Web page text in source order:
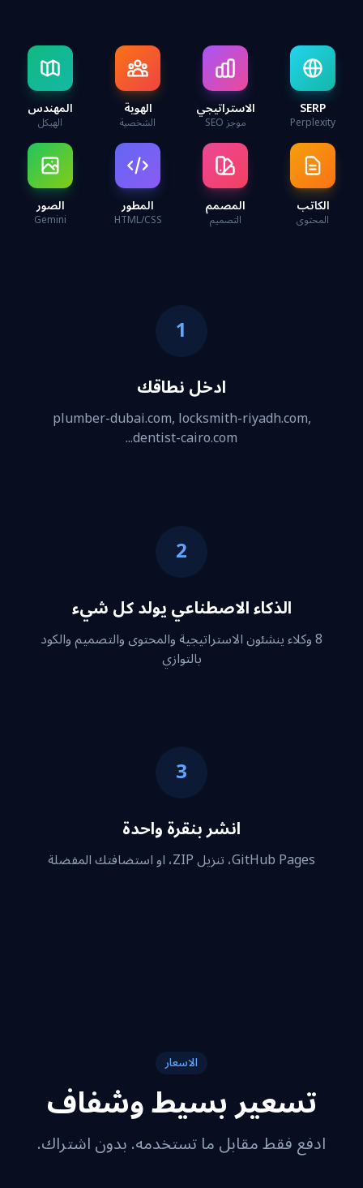
SERP
Perplexity
الاستراتيجي
موجز SEO
الهوية
الشخصية
المهندس
الهيكل
الكاتب
المحتوى
المصمم
التصميم
المطور
HTML/CSS
الصور
Gemini
1
ادخل نطاقك
plumber-dubai.com, locksmith-riyadh.com,
dentist-cairo.com...
2
الذكاء الاصطناعي يولد كل شيء
8 وكلاء ينشئون الاستراتيجية والمحتوى والتصميم والكود
بالتوازي
3
انشر بنقرة واحدة
GitHub Pages، تنزيل ZIP، او استضافتك المفضلة
الاسعار
تسعير بسيط وشفاف
ادفع فقط مقابل ما تستخدمه. بدون اشتراك.